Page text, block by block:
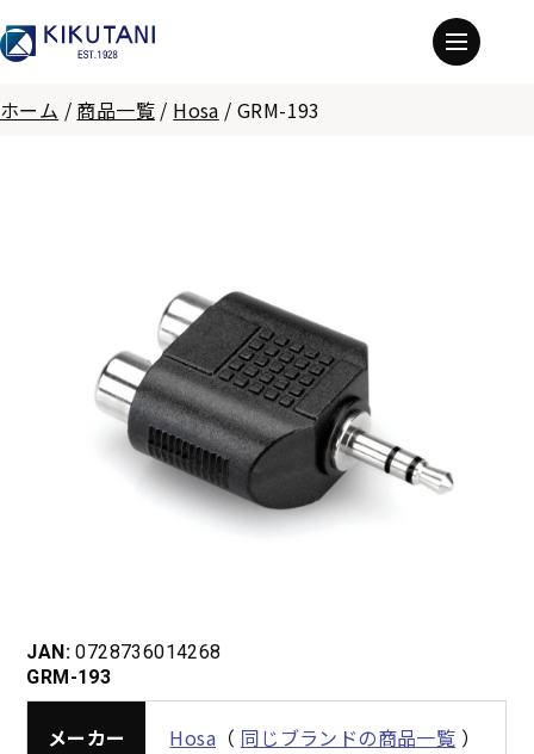
ホーム / 商品一覧 / Hosa /GRM-193
JAN: 0728736014268
GRM-193
メーカー Hosa （ 同じブランドの商品一覧 ）